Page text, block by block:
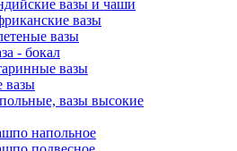
вазы и чаши
вазы
вазы
- бокал
вазы
вазы
вазы высокие
напольное